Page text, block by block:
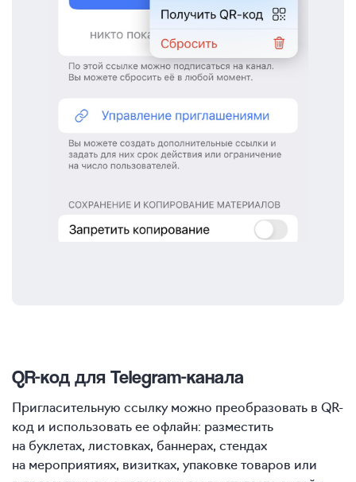
QR-код для Telegram-канала
Пригласительную ссылку можно преобразовать в QR-
код и использовать ее офлайн: разместить
на буклетах, листовках, баннерах, стендах
на мероприятиях, визитках, упаковке товаров или